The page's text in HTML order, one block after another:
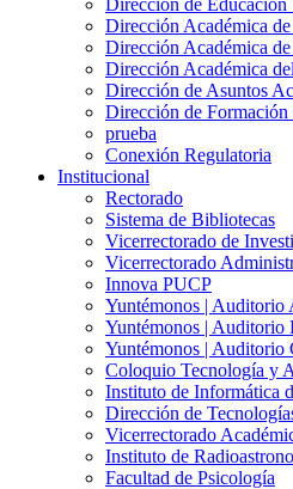
Dirección de Educación
Dirección Académica
Dirección Académica
Dirección Académica
Dirección de Asuntos
Dirección de Formación
prueba
Conexión Regulatoria
Institucional
Rectorado
Sistema de Bibliotecas
Vicerrectorado de
Vicerrectorado
Innova PUCP
Yuntémonos | Auditorio
Yuntémonos | Auditorio
Yuntémonos | Auditorio
Coloquio Tecnología y
Instituto de Informática
Dirección de
Vicerrectorado
Instituto de
Facultad de Psicología